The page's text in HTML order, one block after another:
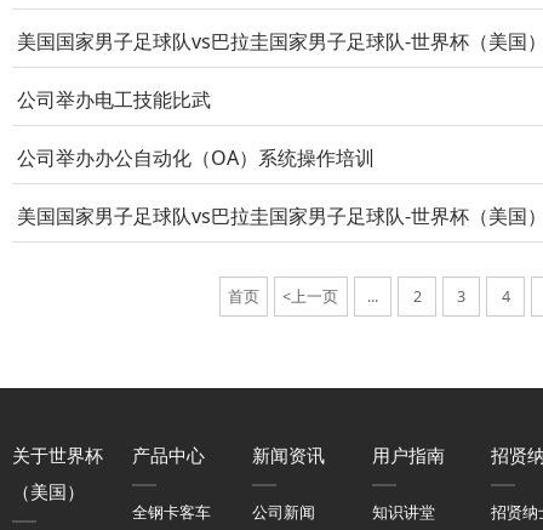
美国国家男子足球队vs巴拉圭国家男子足球队-世界杯（美国
公司举办电工技能比武
公司举办办公自动化（OA）系统操作培训
美国国家男子足球队vs巴拉圭国家男子足球队-世界杯（美国
首页 <上一页 ... 2 3 4
关于世界杯
（美国）
产品中心
全钢卡客车
新闻资讯
公司新闻
用户指南
知识讲堂
招贤
招贤纳